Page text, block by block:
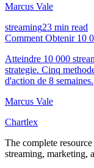
Marcus Vale
streaming23 min read
Comment Obtenir 10
Atteindre 10 000
strategie. Cinq
d'action de 8 semaines.
Marcus Vale
Chartlex
The complete
streaming, marketing,